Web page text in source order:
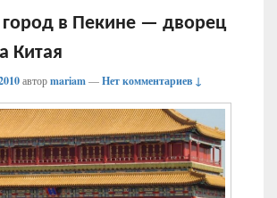
в Пекине — дворец
Китая
авторmariam—Нет комментариев ↓